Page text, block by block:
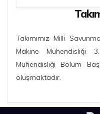
Takımımız Milli
Makine Mühendisliği
Mühendisliği Bölüm
oluşmaktadır.